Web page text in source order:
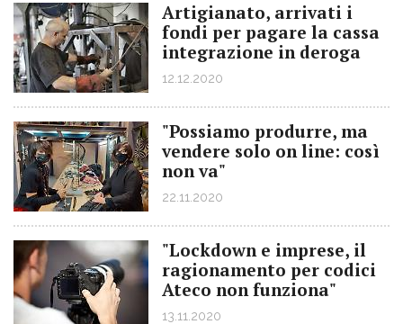
Artigianato, arrivati i
fondi per pagare la cassa
integrazione in deroga
12.12.2020
"Possiamo produrre, ma
vendere solo on line: così
non va"
22.11.2020
"Lockdown e imprese, il
ragionamento per codici
Ateco non funziona"
13.11.2020